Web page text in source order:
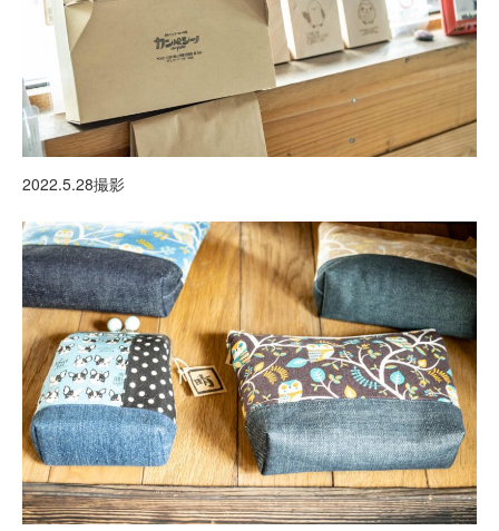
2022.5.28撮影